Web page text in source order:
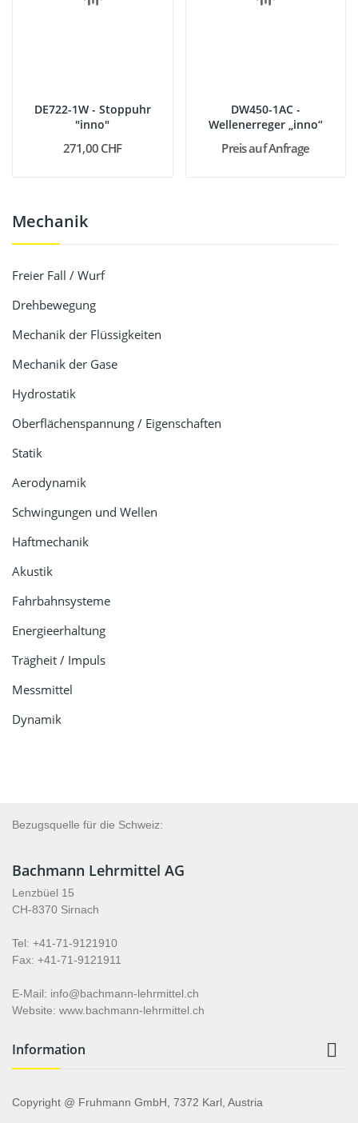
Mechanik
Freier Fall / Wurf
Drehbewegung
Mechanik der Flüssigkeiten
Mechanik der Gase
Hydrostatik
Oberflächenspannung / Eigenschaften
Statik
Aerodynamik
Schwingungen und Wellen
Haftmechanik
Akustik
Fahrbahnsysteme
Energieerhaltung
Trägheit / Impuls
Messmittel
Dynamik
DE722-1W - Stoppuhr
"inno"
271,00 CHF
DW450-1AC -
Wellenerreger „inno“
Preis auf Anfrage
Bezugsquelle für die Schweiz:
Bachmann Lehrmittel AG
Lenzbüel 15
CH-8370 Sirnach
Tel: +41-71-9121910
Fax: +41-71-9121911
E-Mail: info@bachmann-lehrmittel.ch
Website: www.bachmann-lehrmittel.ch
Information 
Copyright @ Fruhmann GmbH, 7372 Karl, Austria